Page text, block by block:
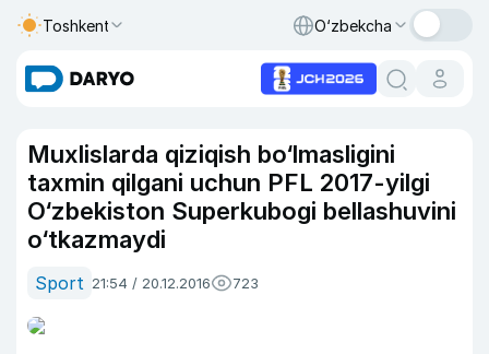
Toshkent O‘zbekcha
Muxlislarda qiziqish bo‘lmasligini
taxmin qilgani uchun PFL 2017-yilgi
O‘zbekiston Superkubogi bellashuvini
o‘tkazmaydi
Sport 21:54 / 20.12.2016 723